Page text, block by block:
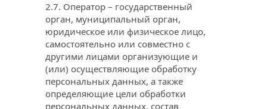
2.7. Оператор – государственный
орган, муниципальный орган,
юридическое или физическое лицо,
самостоятельно или совместно с
другими лицами организующие и
(или) осуществляющие обработку
персональных данных, а также
определяющие цели обработки
персональных данных, состав